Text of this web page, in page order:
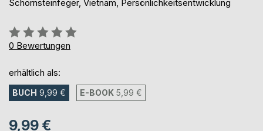
Schornsteinfeger, Vietnam, Persönlichkeitsentwicklung
Bewertung::
0%
0 Bewertungen
erhältlich als:
BUCH 9,99 € E-BOOK 5,99 €
9,99 €